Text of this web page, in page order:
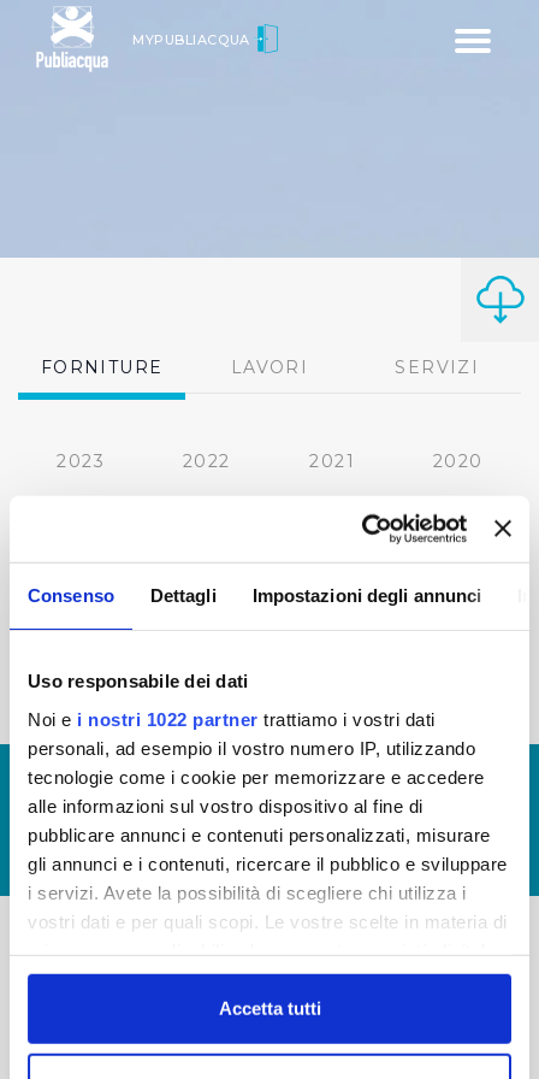
Consenso Dettagli Impostazioni degli annunci
Uso responsabile dei dati
Noi e i nostri 1022 partner trattiamo i vostri dati
personali, ad esempio il vostro numero IP, utilizzando
tecnologie come i cookie per memorizzare e accedere
alle informazioni sul vostro dispositivo al fine di
pubblicare annunci e contenuti personalizzati, misurare
gli annunci e i contenuti, ricercare il pubblico e sviluppare
i servizi. Avete la possibilità di scegliere chi utilizza i
vostri dati e per quali scopi. Le vostre scelte in materia di
in cui avete effettuato le vostre scelte. È possibile
modificare o revocare il proprio consenso in qualsiasi
momento dalla Dichiarazione sui cookie o facendo clic
Accetta tutti
Toggle
MYPUBLIACQUA
FORNITURE LAVORI SERVIZI
2023 2022 2021 2020
2016
2015 2014 2013 2012
2010
© Copyright 2017 - 2026
GLOSSARIO
GIUDICA IL SERVIZIO
LAVORA CON NOI
Via Villamagna 90/c -
-
FAQ
PRIVACY POLICY